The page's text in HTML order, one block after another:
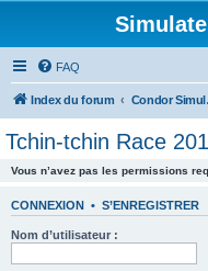
FAQ
Index du forum
Tchin-tchin Race
Vous n’avez pas les permissions
CONNEXION • S’ENREGISTRER
Nom d’utilisateur :